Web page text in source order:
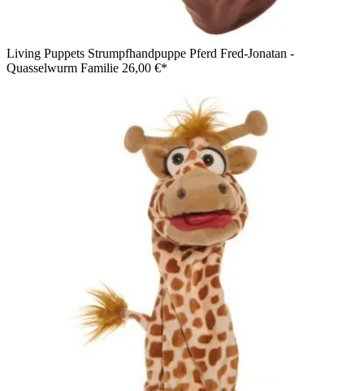
Living Puppets Strumpfhandpuppe Pferd Fred-Jonatan -
Quasselwurm Familie 26,00 €*